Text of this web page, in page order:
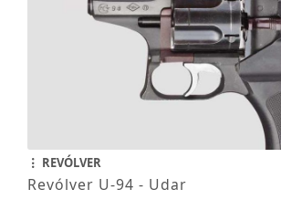
REVÓLVER
Revólver U-94 - Udar